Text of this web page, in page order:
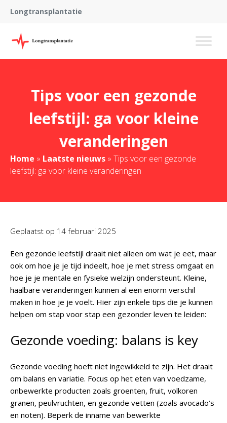
Longtransplantatie
Tips voor een gezonde
leefstijl: ga voor kleine
veranderingen
Home » Laatste nieuws » Tips voor een gezonde
leefstijl: ga voor kleine veranderingen
Geplaatst op 14 februari 2025
Een gezonde leefstijl draait niet alleen om wat je eet, maar
ook om hoe je je tijd indeelt, hoe je met stress omgaat en
hoe je je mentale en fysieke welzijn ondersteunt. Kleine,
haalbare veranderingen kunnen al een enorm verschil
maken in hoe je je voelt. Hier zijn enkele tips die je kunnen
helpen om stap voor stap een gezonder leven te leiden:
Gezonde voeding: balans is key
Gezonde voeding hoeft niet ingewikkeld te zijn. Het draait
om balans en variatie. Focus op het eten van voedzame,
onbewerkte producten zoals groenten, fruit, volkoren
granen, peulvruchten, en gezonde vetten (zoals avocado’s
en noten). Beperk de inname van bewerkte